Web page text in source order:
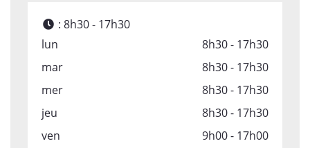
: 8h30 - 17h30
lun
8h30 - 17h30
mar
8h30 - 17h30
mer
8h30 - 17h30
jeu
8h30 - 17h30
ven
9h00 - 17h00